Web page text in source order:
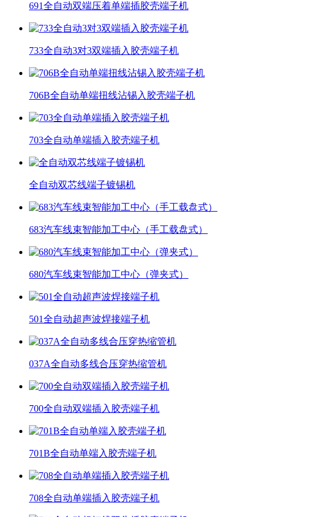
691全自动双端压着单端插胶壳端子机
733全自动3对3双端插入胶壳端子机
706B全自动单端扭线沾锡入胶壳端子机
703全自动单端插入胶壳端子机
全自动双芯线端子镀锡机
683汽车线束智能加工中心（手工载盘式）
680汽车线束智能加工中心（弹夹式）
501全自动超声波焊接端子机
037A全自动多线合压穿热缩管机
700全自动双端插入胶壳端子机
701B全自动单端入胶壳端子机
708全自动单端插入胶壳端子机